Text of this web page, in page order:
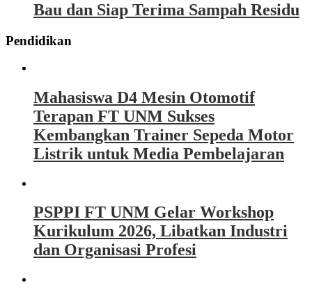
Bau dan Siap Terima Sampah Residu
Pendidikan
Mahasiswa D4 Mesin Otomotif
Terapan FT UNM Sukses
Kembangkan Trainer Sepeda Motor
Listrik untuk Media Pembelajaran
PSPPI FT UNM Gelar Workshop
Kurikulum 2026, Libatkan Industri
dan Organisasi Profesi